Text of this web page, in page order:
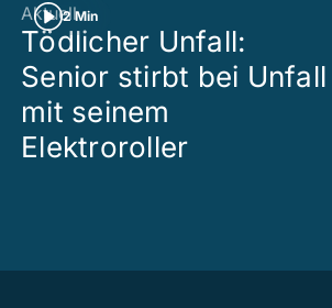
2 Min
Aktuell
Tödlicher Unfall:
Senior stirbt bei Unfall
mit seinem
Elektroroller